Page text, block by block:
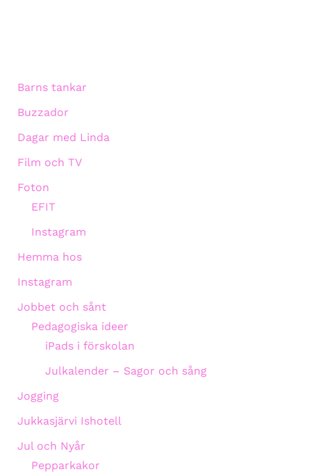
Barns tankar
Buzzador
Dagar med Linda
Film och TV
Foton
EFIT
Instagram
Hemma hos
Instagram
Jobbet och sånt
Pedagogiska ideer
iPads i förskolan
Julkalender – Sagor och sång
Jogging
Jukkasjärvi Ishotell
Jul och Nyår
Pepparkakor